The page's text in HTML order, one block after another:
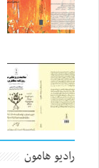
رادیو هامون